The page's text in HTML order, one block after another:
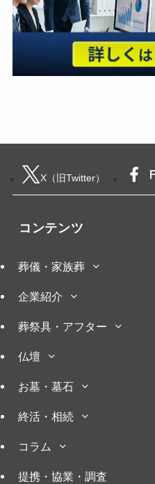
X（旧Twitter）
コンテンツ
葬儀・家族葬
企業紹介
葬祭具・アフター
仏壇
お墓・墓石
終活・相続
コラム
提携・協業・調査